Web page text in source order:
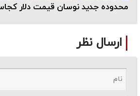
جدید نوسان قیمت دلار کجاست؟
ارسال نظر